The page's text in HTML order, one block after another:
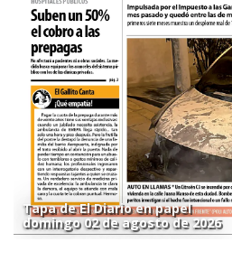
Tapa de El Diario en papel
domingo 02 de agosto de 2026